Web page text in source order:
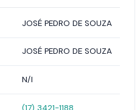
JOSÉ PEDRO DE SOUZA
JOSÉ PEDRO DE SOUZA
N/I
(17) 3421-1188